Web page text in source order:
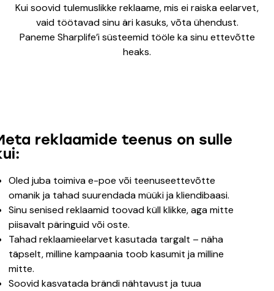
Kui soovid tulemuslikke reklaame, mis ei raiska eelarvet,
vaid töötavad sinu äri kasuks, võta ühendust.
Paneme Sharplife’i süsteemid tööle ka sinu ettevõtte
heaks.
reklaamide teenus on sulle
Oled juba toimiva e-poe või teenuseettevõtte
omanik ja tahad suurendada müüki ja kliendibaasi.
Sinu senised reklaamid toovad küll klikke, aga mitte
piisavalt päringuid või oste.
Tahad reklaamieelarvet kasutada targalt – näha
täpselt, milline kampaania toob kasumit ja milline
mitte.
Soovid kasvatada brändi nähtavust ja tuua